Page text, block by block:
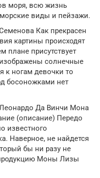
моря, всю жизнь
виды и пейзажи.
Как прекрасен
картины происходят
плане присутствует
солнечные
к ногам девочки то
босоножками нет
Да Винчи Мона
(описание) Передо
известного
Наверное, не найдется
бы ни разу не
Моны Лизы